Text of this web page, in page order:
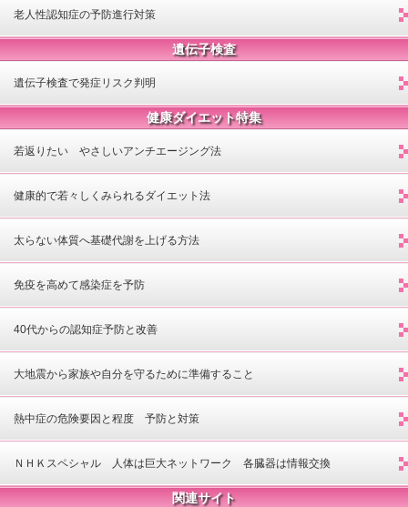
老人性認知症の予防進行対策
遺伝子検査
遺伝子検査で発症リスク判明
健康ダイエット特集
若返りたい やさしいアンチエージング法
健康的で若々しくみられるダイエット法
太らない体質へ基礎代謝を上げる方法
免疫を高めて感染症を予防
40代からの認知症予防と改善
大地震から家族や自分を守るために準備すること
熱中症の危険要因と程度 予防と対策
ＮＨＫスペシャル 人体は巨大ネットワーク 各臓器は情報交換
関連サイト